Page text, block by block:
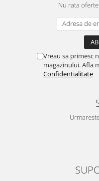
Nu rata
Vreau sa primesc
magazinului. Afla
Confidentialitate